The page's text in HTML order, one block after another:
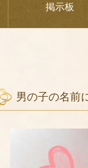
掲示板
男の子の名前